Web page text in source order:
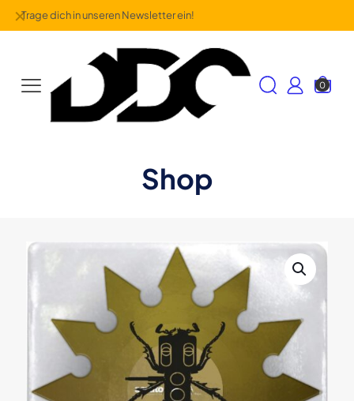
Trage dich in unseren Newsletter ein!
✕
0
Shop